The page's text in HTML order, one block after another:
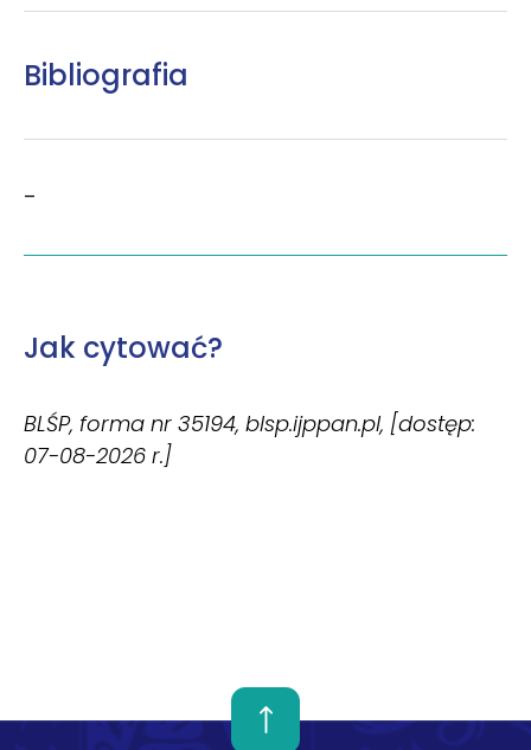
Bibliografia
–
Jak cytować?
BLŚP, forma nr 35194, blsp.ijppan.pl, [dostęp:
07-08-2026 r.]